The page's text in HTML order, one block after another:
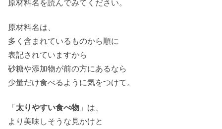
原材料名を読んでみてください。
原材料名は、
多く含まれているものから順に
表記されていますから
砂糖や添加物が前の方にあるなら
少量だけ食べるように気をつけて。
「太りやすい食べ物 」は、
より美味しそうな見かけと